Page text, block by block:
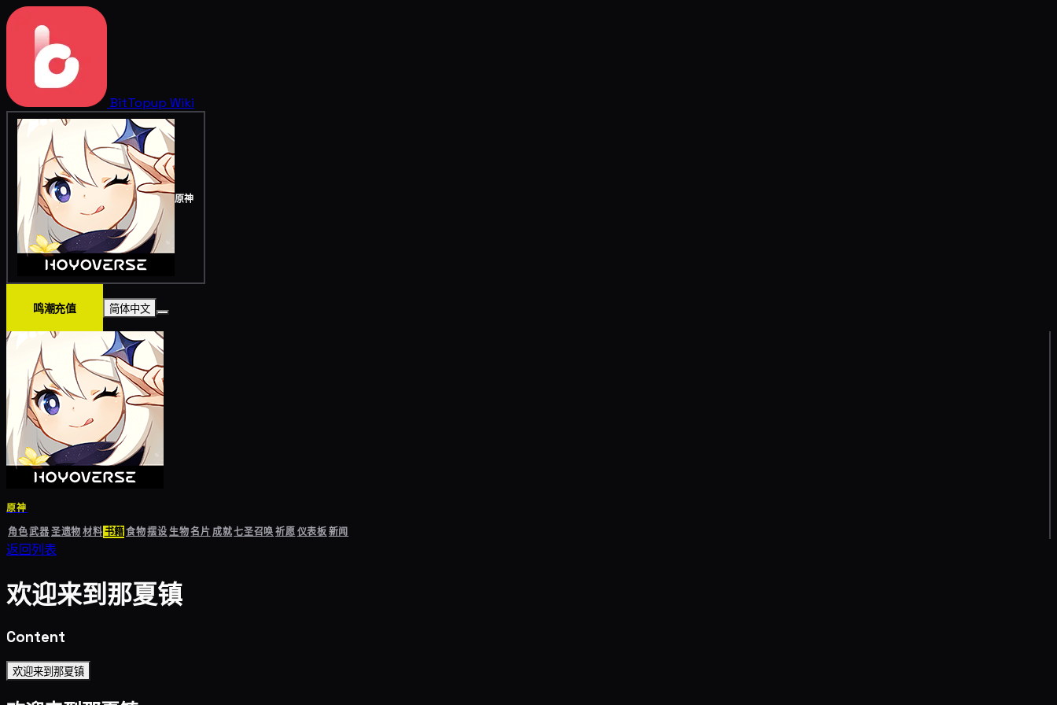
BitTopup Wiki
原神
鸣潮充值 简体中文
原神
角色武器圣遗物材料书籍食物摆设生物名片成就七圣召唤祈愿仪表板新闻
返回列表
欢迎来到那夏镇
Content
欢迎来到那夏镇